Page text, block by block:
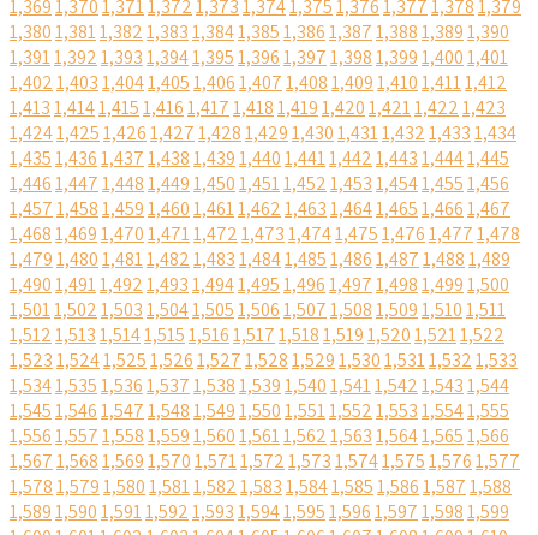
1,3691,3701,3711,3721,3731,3741,3751,3761,3771,3781,379
1,3801,3811,3821,3831,3841,3851,3861,3871,3881,3891,390
1,3911,3921,3931,3941,3951,3961,3971,3981,3991,4001,401
1,4021,4031,4041,4051,4061,4071,4081,4091,4101,4111,412
1,4131,4141,4151,4161,4171,4181,4191,4201,4211,4221,423
1,4241,4251,4261,4271,4281,4291,4301,4311,4321,4331,434
1,4351,4361,4371,4381,4391,4401,4411,4421,4431,4441,445
1,4461,4471,4481,4491,4501,4511,4521,4531,4541,4551,456
1,4571,4581,4591,4601,4611,4621,4631,4641,4651,4661,467
1,4681,4691,4701,4711,4721,4731,4741,4751,4761,4771,478
1,4791,4801,4811,4821,4831,4841,4851,4861,4871,4881,489
1,4901,4911,4921,4931,4941,4951,4961,4971,4981,4991,500
1,5011,5021,5031,5041,5051,5061,5071,5081,5091,5101,511
1,5121,5131,5141,5151,5161,5171,5181,5191,5201,5211,522
1,5231,5241,5251,5261,5271,5281,5291,5301,5311,5321,533
1,5341,5351,5361,5371,5381,5391,5401,5411,5421,5431,544
1,5451,5461,5471,5481,5491,5501,5511,5521,5531,5541,555
1,5561,5571,5581,5591,5601,5611,5621,5631,5641,5651,566
1,5671,5681,5691,5701,5711,5721,5731,5741,5751,5761,577
1,5781,5791,5801,5811,5821,5831,5841,5851,5861,5871,588
1,5891,5901,5911,5921,5931,5941,5951,5961,5971,5981,599